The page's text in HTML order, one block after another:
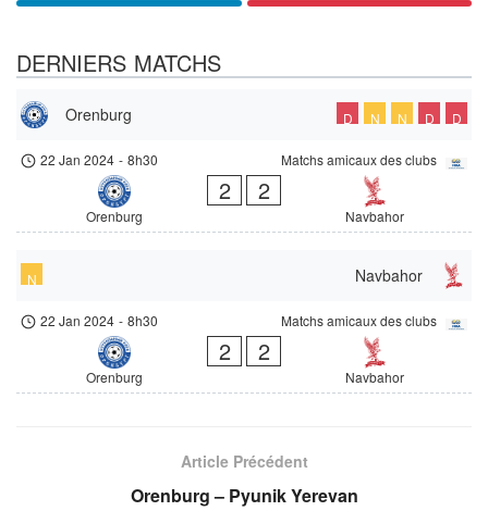
DERNIERS MATCHS
Orenburg D N N D D
Matchs amicaux des clubs
22 Jan 2024 - 8h30
Orenburg
2 2
Navbahor
Navbahor
N
Matchs amicaux des clubs
22 Jan 2024 - 8h30
Orenburg
2 2
Navbahor
Article Précédent
Orenburg – Pyunik Yerevan